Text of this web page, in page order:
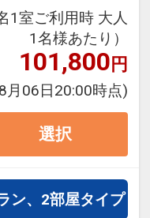
の宿泊や延
由自在です。
方にはフライ
ます。
1室ご利用時 大人
1名様あたり）
101,800円
月06日20:00時点)
選択
ン、2部屋タイプ